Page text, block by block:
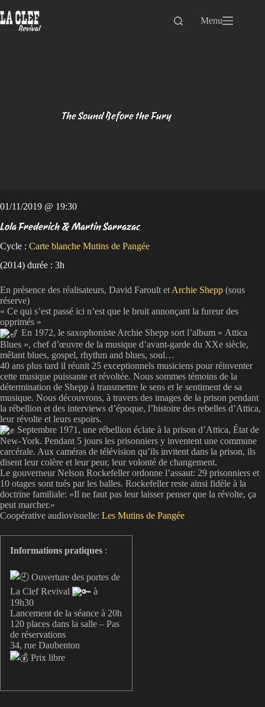
au
contenu
Menu
The Sound Before the Fury
01/11/2019 @ 19:30
Lola Frederich & Martin Sarrazac
Cycle : Carte blanche Mutins de Pangée
(2014) durée : 3h
En présence des réalisateurs, David Faroult et Archie Shepp (sous
réserve)
« Ce qui s’est passé ici n’est que le bruit annonçant la fureur des
opprimés »
En 1972, le saxophoniste Archie Shepp sort l’album « Attica
Blues », chef d’œuvre de la musique d’avant-garde du XXe siècle,
mêlant blues, gospel, rhythm and blues, soul…
40 ans plus tard il réunit 25 exceptionnels musiciens pour réinventer
cette musique puissante et révoltée. Nous sommes témoins de la
détermination de Shepp à transmettre le sens et le sentiment de sa
musique. Nous découvrons, à travers des images de la prison pendant
la rébellion et des interviews d’époque, l’histoire des rebelles d’Attica,
leur révolte et leurs espoirs.
Septembre 1971, une rébellion éclate à la prison d’Attica, État de
New-York. Pendant 5 jours les prisonniers y inventent une commune
carcérale. Aux caméras de télévision qu’ils invitent dans la prison, ils
disent leur colère et leur peur, leur volonté de changement.
Le gouverneur Nelson Rockefeller ordonne l’assaut: 29 prisonniers et
10 otages sont tués par les balles. Rockefeller reste ainsi fidèle à la
doctrine familiale: «Il ne faut pas leur laisser penser que la révolte, ça
peut marcher.»
Coopérative audiovisuelle: Les Mutins de Pangée
Informations pratiques :
Ouverture des portes de
La Clef Revival
à
19h30
Lancement de la séance à 20h
120 places dans la salle – Pas
de réservations
34, rue Daubenton
Prix libre